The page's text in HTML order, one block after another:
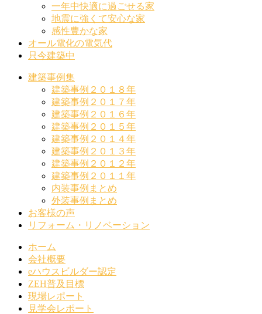
一年中快適に過ごせる家
地震に強くて安心な家
感性豊かな家
オール電化の電気代
只今建築中
建築事例集
建築事例２０１８年
建築事例２０１７年
建築事例２０１６年
建築事例２０１５年
建築事例２０１４年
建築事例２０１３年
建築事例２０１２年
建築事例２０１１年
内装事例まとめ
外装事例まとめ
お客様の声
リフォーム・リノベーション
ホーム
会社概要
eハウスビルダー認定
ZEH普及目標
現場レポート
見学会レポート